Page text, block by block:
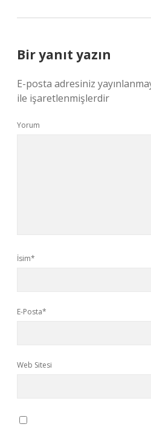
Bir yanıt yazın
E-posta adresiniz
ile işaretlenmişlerdir
Yorum
İsim*
E-Posta*
Web Sitesi